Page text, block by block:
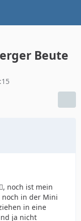
Beute
noch ist mein
in der Mini
in eine
ja nicht